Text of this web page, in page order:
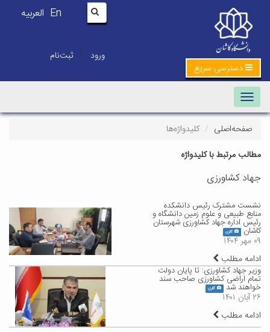
En العربیه
ورود | ثبت‌نام
دسترسی سریع
Toggle navigation
صفحه‌اصلی
کلیدواژه‌ها
مطالب مرتبط با کلیدواژه
جهاد کشاورزی
نشست مشترک رئیس دانشکده
منابع طبیعی و علوم زمین دانشگاه و
رئیس اداره جهاد کشاورزی شهرستان
کاشان گالری
۰۹ مهر ۱۴۰۴
ادامه مطلب
وزیر جهاد کشاورزی: تا پایان دولت
تمام اراضی کشاورزی صاحب سند
خواهند شد گالری
۲۶ آبان ۱۴۰۱
ادامه مطلب